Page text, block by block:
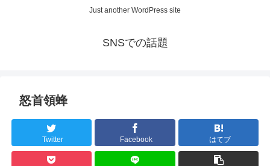
Just another WordPress site
SNSでの話題
怒首領蜂
Twitter Facebook はてブ